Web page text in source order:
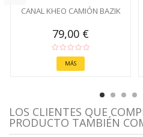
CANAL KHEO CAMIÓN BAZIK
79,00 €
MÁS
LOS CLIENTES QUE
PRODUCTO TAMBIÉN